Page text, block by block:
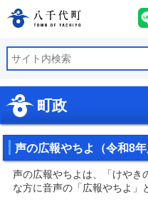
八千代町公
町政
声の広報やちよ（令和8年
声の広報やちよは、「けやき
な方に音声の「広報やちよ」